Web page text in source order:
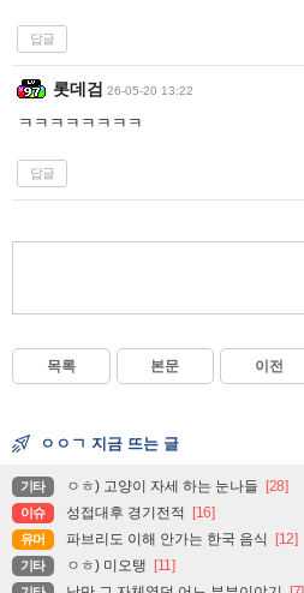
답글
롯데검 26-05-20 13:22
ㅋㅋㅋㅋㅋㅋㅋㅋ
답글
목록 본문 이전
ㅇㅇㄱ 지금 뜨는 글
기타 ㅇㅎ) 고양이 자세 하는 눈나들 [28]
이슈 성접대후 경기전적 [16]
유머 파브리도 이해 안가는 한국 음식 [12]
기타 ㅇㅎ) 미오탱 [11]